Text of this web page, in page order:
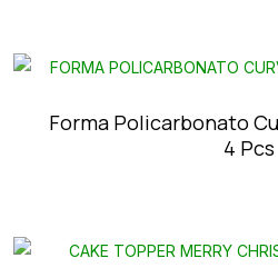
Forma Policarbonato
4 Pcs